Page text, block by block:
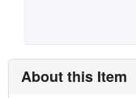
About this Item